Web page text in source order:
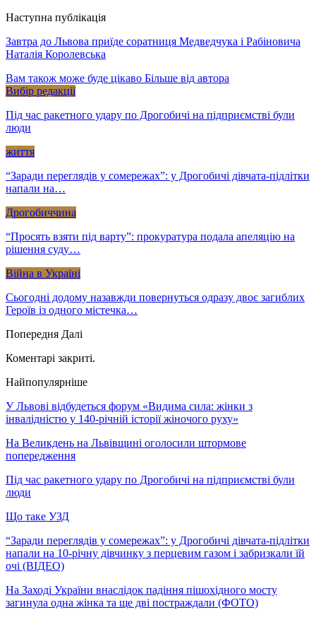
Наступна публікація
Завтра до Львова приїде соратниця Медведчука і Рабіновича
Наталія Королевська
Вам також може буде цікаво Більше від автора
Вибір редакції
Під час ракетного удару по Дрогобичі на підприємстві були
люди
життя
“Заради переглядів у сомережах”: у Дрогобичі дівчата-підлітки
напали на…
Дрогобиччина
“Просять взяти під варту”: прокуратура подала апеляцію на
рішення суду…
Війна в Україні
Сьогодні додому назавжди повернуться одразу двоє загиблих
Героїв із одного містечка…
Попередня Далі
Коментарі закриті.
Найпопулярніше
У Львові відбудеться форум «Видима сила: жінки з
інвалідністю у 140-річній історії жіночого руху»
На Великдень на Львівщині оголосили штормове
попередження
Під час ракетного удару по Дрогобичі на підприємстві були
люди
Що таке УЗД
“Заради переглядів у сомережах”: у Дрогобичі дівчата-підлітки
напали на 10-річну дівчинку з перцевим газом і забризкали їй
очі (ВІДЕО)
На Заході України внаслідок падіння пішохідного мосту
загинула одна жінка та ще дві постраждали (ФОТО)